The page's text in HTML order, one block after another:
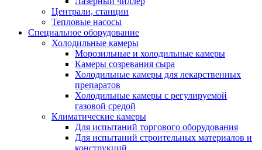
Централи, станции
Тепловые насосы
Специальное оборудование
Холодильные камеры
Морозильные и холодильные камеры
Камеры созревания сыра
Холодильные камеры для лекарственных
препаратов
Холодильные камеры с регулируемой
газовой средой
Климатические камеры
Для испытаний торгового оборудования
Для испытаний строительных материалов и
конструкций